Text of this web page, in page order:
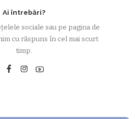
Ai întrebări?
sociale sau pe pagina de
cu răspuns în cel mai scurt
timp.